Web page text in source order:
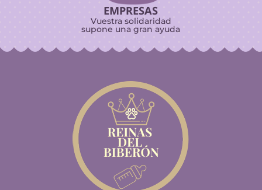
EMPRESAS
Vuestra solidaridad
supone una gran ayuda